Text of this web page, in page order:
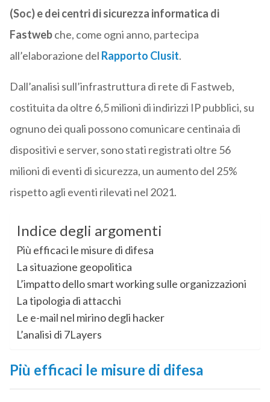
(Soc) e dei centri di sicurezza informatica di
Fastwebche, come ogni anno, partecipa
all’elaborazione del Rapporto Clusit.
Dall’analisi sull’infrastruttura di rete di Fastweb,
costituita da oltre 6,5 milioni di indirizzi IP pubblici, su
ognuno dei quali possono comunicare centinaia di
dispositivi e server, sono stati registrati oltre 56
milioni di eventi di sicurezza, un aumento del 25%
rispetto agli eventi rilevati nel 2021.
Indice degli argomenti
Più efficaci le misure di difesa
La situazione geopolitica
L’impatto dello smart working sulle organizzazioni
La tipologia di attacchi
Le e-mail nel mirino degli hacker
L’analisi di 7Layers
Più efficaci le misure di difesa